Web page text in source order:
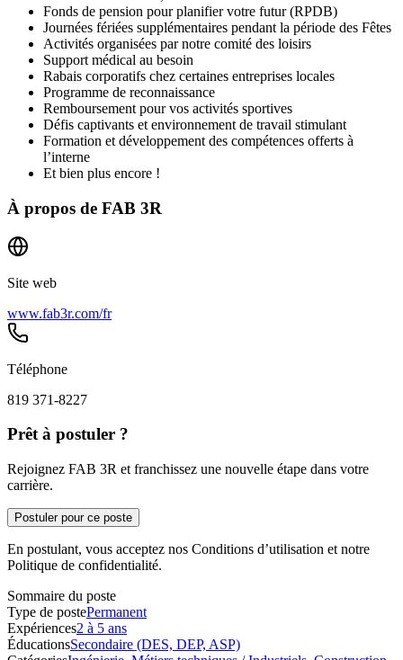
Fonds de pension pour planifier votre futur (RPDB)
Journées fériées supplémentaires pendant la période des Fêtes
Activités organisées par notre comité des loisirs
Support médical au besoin
Rabais corporatifs chez certaines entreprises locales
Programme de reconnaissance
Remboursement pour vos activités sportives
Défis captivants et environnement de travail stimulant
Formation et développement des compétences offerts à
l’interne
Et bien plus encore !
À propos de FAB 3R
Site web
www.fab3r.com/fr
Téléphone
819 371-8227
Prêt à postuler ?
Rejoignez FAB 3R et franchissez une nouvelle étape dans votre
carrière.
Postuler pour ce poste
En postulant, vous acceptez nos Conditions d’utilisation et notre
Politique de confidentialité.
Sommaire du poste
Type de postePermanent
Expériences2 à 5 ans
ÉducationsSecondaire (DES, DEP, ASP)